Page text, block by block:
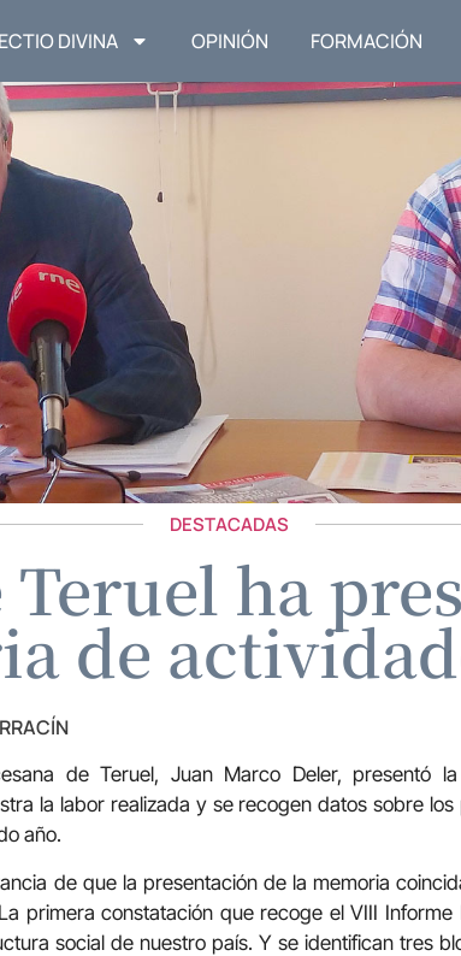
DIVINA OPINIÓN FORMACIÓN
DESTACADAS
ha
de
de Teruel, Juan Marco Deler, presentó la
la labor realizada y se recogen datos sobre
año.
de que la presentación de la memoria
primera constatación que recoge el VIII Informe
social de nuestro país. Y se identifican tres